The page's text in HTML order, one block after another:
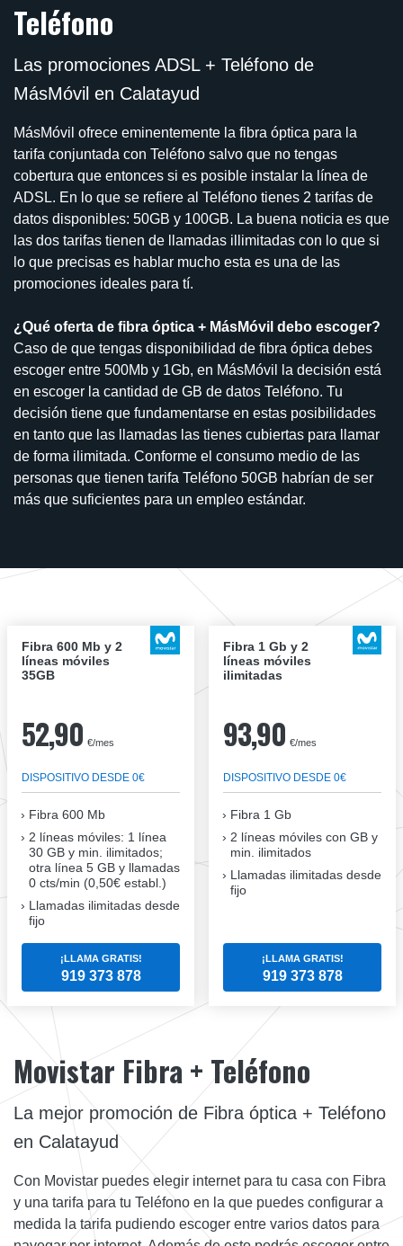
Teléfono
Las promociones ADSL + Teléfono de
MásMóvil en Calatayud
MásMóvil ofrece eminentemente la fibra óptica para la
tarifa conjuntada con Teléfono salvo que no tengas
cobertura que entonces si es posible instalar la línea de
ADSL. En lo que se refiere al Teléfono tienes 2 tarifas de
datos disponibles: 50GB y 100GB. La buena noticia es que
las dos tarifas tienen de llamadas illimitadas con lo que si
lo que precisas es hablar mucho esta es una de las
promociones ideales para tí.
¿Qué oferta de fibra óptica + MásMóvil debo escoger?
Caso de que tengas disponibilidad de fibra óptica debes
escoger entre 500Mb y 1Gb, en MásMóvil la decisión está
en escoger la cantidad de GB de datos Teléfono. Tu
decisión tiene que fundamentarse en estas posibilidades
en tanto que las llamadas las tienes cubiertas para llamar
de forma ilimitada. Conforme el consumo medio de las
personas que tienen tarifa Teléfono 50GB habrían de ser
más que suficientes para un empleo estándar.
Fibra 600 Mb y 2
líneas móviles
35GB
52,90 €/mes
DISPOSITIVO DESDE 0€
Fibra 600 Mb
2 líneas móviles: 1 línea
30 GB y min. ilimitados;
otra línea 5 GB y llamadas
0 cts/min (0,50€ establ.)
Llamadas ilimitadas desde
fijo
¡LLAMA GRATIS!
919 373 878
Fibra 1 Gb y 2
líneas móviles
ilimitadas
93,90 €/mes
DISPOSITIVO DESDE 0€
Fibra 1 Gb
2 líneas móviles con GB y
min. ilimitados
Llamadas ilimitadas desde
fijo
¡LLAMA GRATIS!
919 373 878
Movistar Fibra + Teléfono
La mejor promoción de Fibra óptica + Teléfono
en Calatayud
Con Movistar puedes elegir internet para tu casa con Fibra
y una tarifa para tu Teléfono en la que puedes configurar a
medida la tarifa pudiendo escoger entre varios datos para